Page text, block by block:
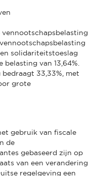
solidariteitstoeslag
van 13,64%.
33,33%, met
grote
gebruik van fiscale
de
gebaseerd zijn op
van een verandering
regelgeving een